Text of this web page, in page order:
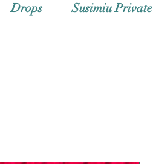
Drops Susimiu Private